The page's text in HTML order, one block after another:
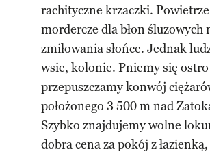
rachityczne krzaczki.
mordercze dla błon śluzowych
zmiłowania słońce. Jednak
wsie, kolonie. Pniemy się
przepuszczamy konwój
położonego 3 500 m nad
Szybko znajdujemy wolne
dobra cena za pokój z